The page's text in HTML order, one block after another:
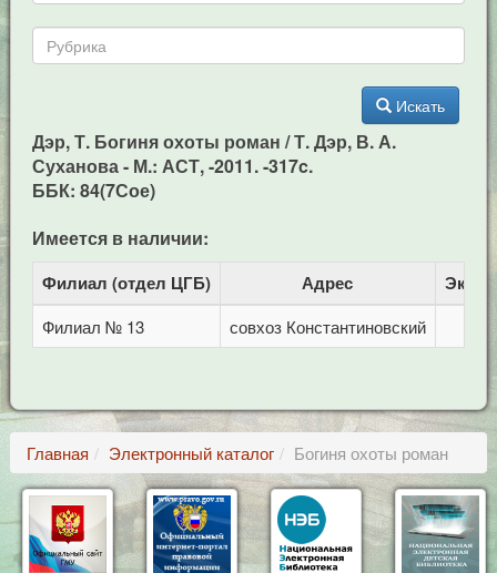
Искать
Дэр, Т. Богиня охоты роман / Т. Дэр, В. А.
Суханова - М.: АСТ, -2011. -317c.
ББК: 84(7Сое)
Имеется в наличии:
Филиал (отдел ЦГБ) Адрес
Филиал № 13 совхоз Константиновский
Главная Электронный каталог Богиня охоты роман